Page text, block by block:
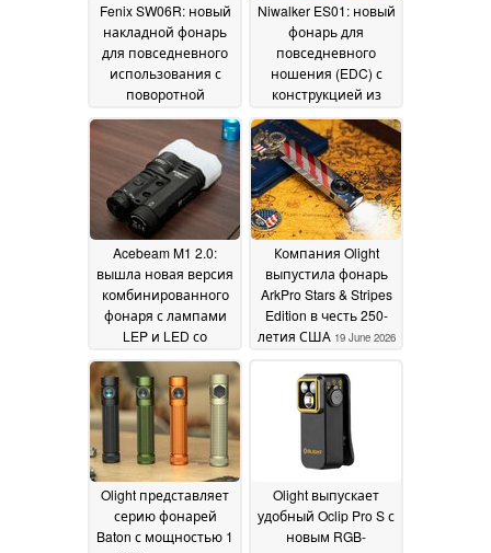
Fenix SW06R: новый
накладной фонарь
для повседневного
использования с
поворотной
27 July 2026
Niwalker ES01: новый
фонарь для
повседневного
ношения (EDC) с
конструкцией из
20 July
2026
Acebeam M1 2.0:
вышла новая версия
комбинированного
фонаря с лампами
LEP и LED со
06 July 2026
Компания Olight
выпустила фонарь
ArkPro Stars & Stripes
Edition в честь 250-
летия США 19 June 2026
Olight представляет
серию фонарей
Baton с мощностью 1
Olight выпускает
удобный Oclip Pro S с
новым RGB-